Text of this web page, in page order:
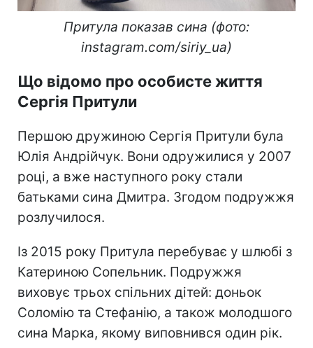
Притула показав сина (фото:
instagram.com/siriy_ua)
Що відомо про особисте життя
Сергія Притули
Першою дружиною Сергія Притули була
Юлія Андрійчук. Вони одружилися у 2007
році, а вже наступного року стали
батьками сина Дмитра. Згодом подружжя
розлучилося.
Із 2015 року Притула перебуває у шлюбі з
Катериною Сопельник. Подружжя
виховує трьох спільних дітей: доньок
Соломію та Стефанію, а також молодшого
сина Марка, якому виповнився один рік.